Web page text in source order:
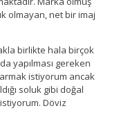
olmayan, net bir imaj
birlikte hala birçok
yapılması gereken
istiyorum ancak
soluk gibi doğal
Döviz